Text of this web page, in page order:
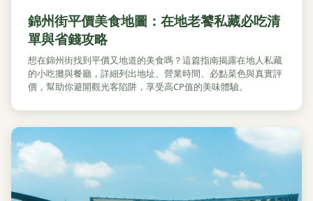
錦州街平價美食地圖：在地老饕私藏必吃清
單與省錢攻略
想在錦州街找到平價又地道的美食嗎？這篇指南揭露在地人私藏
的小吃攤與餐廳，詳細列出地址、營業時間、必點菜色與真實評
價，幫助你避開觀光客陷阱，享受高CP值的美味體驗。